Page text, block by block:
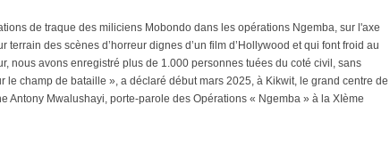
de traque des miliciens Mobondo dans les opérations Ngemba, sur l'axe
terrain des scènes d’horreur dignes d’un film d’Hollywood et qui font froid au
nous avons enregistré plus de 1.000 personnes tuées du coté civil, sans
le champ de bataille », a déclaré début mars 2025, à Kikwit, le grand centre de
Antony Mwalushayi, porte-parole des Opérations « Ngemba » à la XIème